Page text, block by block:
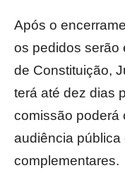
Após o
os pedidos serão
de Constituição,
terá até dez dias
comissão poderá
audiência pública
complementares.